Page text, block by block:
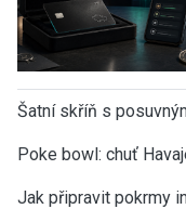
Šatní skříň s
Poke bowl: chuť
Jak připravit pokrmy